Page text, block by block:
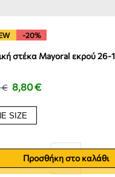
-20%
στέκα Mayoral εκρού 26-
€ 8,80€
SIZE
Προσθήκη στο καλάθι
Προσθήκη στο καλάθι